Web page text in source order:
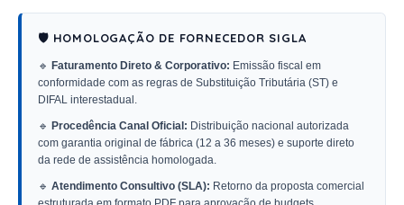
🛡️ HOMOLOGAÇÃO DE FORNECEDOR SIGLA
🔹 Faturamento Direto & Corporativo: Emissão fiscal em
conformidade com as regras de Substituição Tributária (ST) e
DIFAL interestadual.
🔹 Procedência Canal Oficial: Distribuição nacional autorizada
com garantia original de fábrica (12 a 36 meses) e suporte direto
da rede de assistência homologada.
🔹 Atendimento Consultivo (SLA): Retorno da proposta comercial